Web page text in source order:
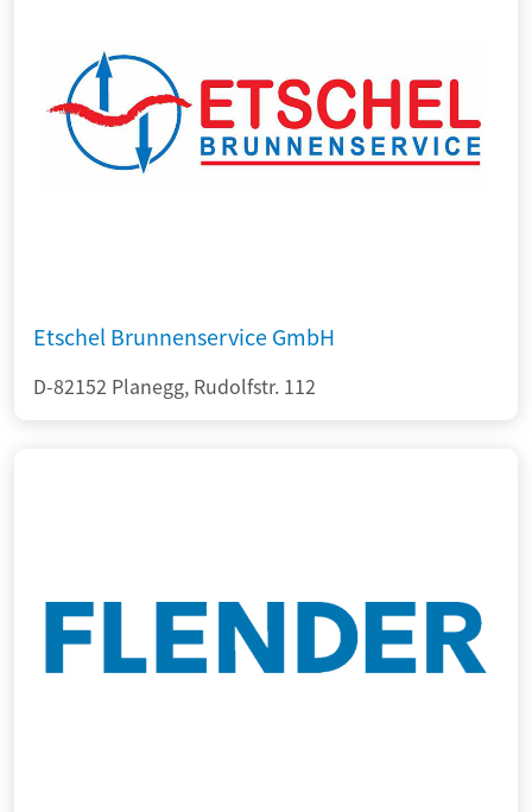
Etschel Brunnenservice GmbH
D-82152 Planegg, Rudolfstr. 112